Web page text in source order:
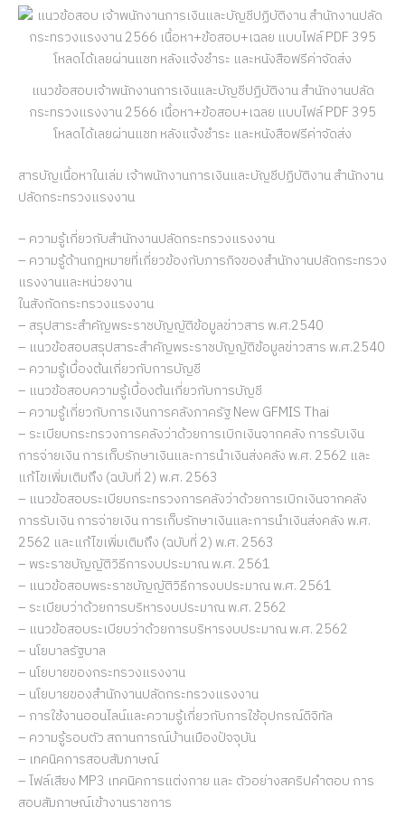
แนวข้อสอบเจ้าพนักงานการเงินและบัญชีปฏิบัติงาน สำนักงานปลัด
กระทรวงแรงงาน 2566 เนื้อหา+ข้อสอบ+เฉลย แบบไฟล์ PDF 395
โหลดได้เลยผ่านแชท หลังแจ้งชำระ และหนังสือฟรีค่าจัดส่ง
สารบัญเนื้อหาในเล่ม เจ้าพนักงานการเงินและบัญชีปฏิบัติงาน สำนักงาน
ปลัดกระทรวงแรงงาน
– ความรู้เกี่ยวกับสำนักงานปลัดกระทรวงแรงงาน
– ความรู้ด้านกฎหมายที่เกี่ยวข้องกับภารกิจของสำนักงานปลัดกระทรวง
แรงงานและหน่วยงาน
ในสังกัดกระทรวงแรงงาน
– สรุปสาระสำคัญพระราชบัญญัติข้อมูลข่าวสาร พ.ศ.2540
– แนวข้อสอบสรุปสาระสำคัญพระราชบัญญัติข้อมูลข่าวสาร พ.ศ.2540
– ความรู้เบื้องต้นเกี่ยวกับการบัญชี
– แนวข้อสอบความรู้เบื้องต้นเกี่ยวกับการบัญชี
– ความรู้เกี่ยวกับการเงินการคลังภาครัฐ New GFMIS Thai
– ระเบียบกระทรวงการคลังว่าด้วยการเบิกเงินจากคลัง การรับเงิน
การจ่ายเงิน การเก็บรักษาเงินและการนำเงินส่งคลัง พ.ศ. 2562 และ
แก้ไขเพิ่มเติมถึง (ฉบับที่ 2) พ.ศ. 2563
– แนวข้อสอบระเบียบกระทรวงการคลังว่าด้วยการเบิกเงินจากคลัง
การรับเงิน การจ่ายเงิน การเก็บรักษาเงินและการนำเงินส่งคลัง พ.ศ.
2562 และแก้ไขเพิ่มเติมถึง (ฉบับที่ 2) พ.ศ. 2563
– พระราชบัญญัติวิธีการงบประมาณ พ.ศ. 2561
– แนวข้อสอบพระราชบัญญัติวิธีการงบประมาณ พ.ศ. 2561
– ระเบียบว่าด้วยการบริหารงบประมาณ พ.ศ. 2562
– แนวข้อสอบระเบียบว่าด้วยการบริหารงบประมาณ พ.ศ. 2562
– นโยบาลรัฐบาล
– นโยบายของกระทรวงแรงงาน
– นโยบายของสำนักงานปลัดกระทรวงแรงงาน
– การใช้งานออนไลน์และความรู้เกี่ยวกับการใช้อุปกรณ์ดิจิทัล
– ความรู้รอบตัว สถานการณ์บ้านเมืองปัจจุบัน
– เทคนิคการสอบสัมภาษณ์
– ไฟล์เสียง MP3 เทคนิคการแต่งกาย และ ตัวอย่างสคริปคำตอบ การ
สอบสัมภาษณ์เข้างานราชการ